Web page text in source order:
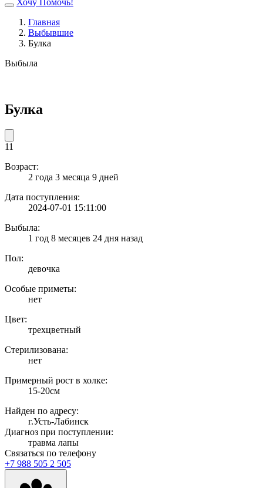
Хочу Помочь!
Главная
Выбывшие
Булка
Выбыла
Булка
11
Возраст:
2 года 3 месяца 9 дней
Дата поступления:
2024-07-01 15:11:00
Выбыла:
1 год 8 месяцев 24 дня назад
Пол:
девочка
Особые приметы:
нет
Цвет:
трехцветный
Стерилизована:
нет
Примерный рост в холке:
15-20см
Найден по адресу:
г.Усть-Лабинск
Диагноз при поступлении:
травма лапы
Связаться по телефону
+7 988 505 2 505